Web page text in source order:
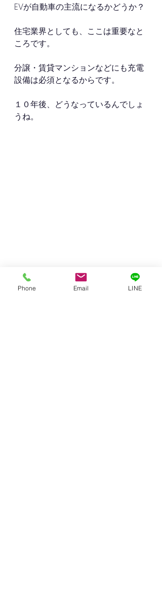
EVが自動車の主流になるかどうか？
住宅業界としても、ここは重要なと
ころです。
分譲・賃貸マンションなどにも充電
設備は必須となるからです。
１０年後、どうなっているんでしょ
うね。
Phone Email LINE